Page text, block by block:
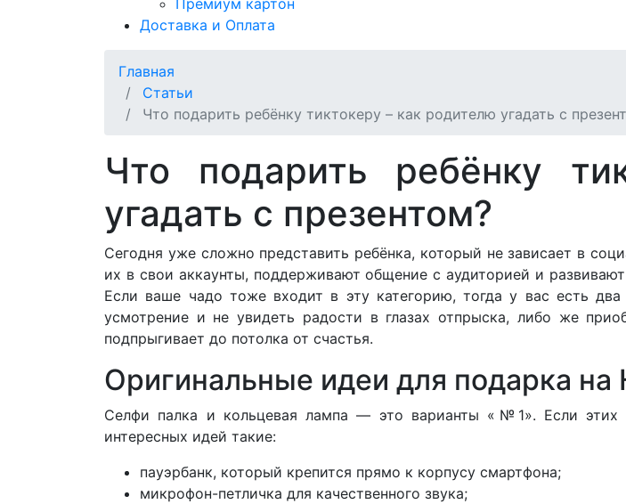
Доставка и Оплата
Главная
Статьи
Что подарить ребёнку тиктокеру – как родителю угадать с
Что подарить ребёнку
угадать с презентом?
Сегодня уже сложно представить ребёнка, который не зависает в
их в свои аккаунты, поддерживают общение с аудиторией и
Если ваше чадо тоже входит в эту категорию, тогда у вас есть
усмотрение и не увидеть радости в глазах отпрыска, либо же
подпрыгивает до потолка от счастья.
Оригинальные идеи для подарка
Селфи палка и кольцевая лампа — это варианты «№1». Если
интересных идей такие:
пауэрбанк, который крепится прямо к корпусу смартфона;
микрофон-петличка для качественного звука;